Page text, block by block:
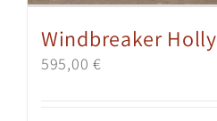
Windbreaker Holly
595,00 €